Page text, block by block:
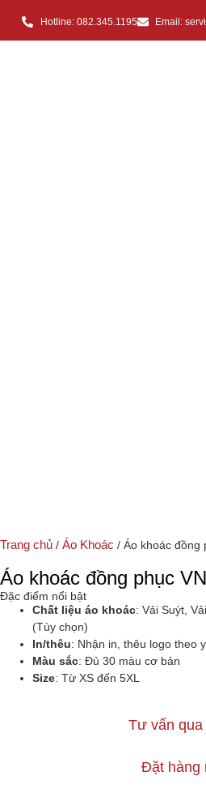
Hotline: 082.345.1195 Email:
Trang chủ / Áo Khoác / Áo khoác đồng
Áo khoác đồng phục
Đặc điểm nổi bật
Chất liệu áo khoác: Vải Suýt,
(Tùy chọn)
In/thêu: Nhận in, thêu logo theo
Màu sắc: Đủ 30 màu cơ bản
Size: Từ XS đến 5XL
Tư vấn qua
Đặt hàng